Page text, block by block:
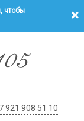
чтобы
921 908 51 10